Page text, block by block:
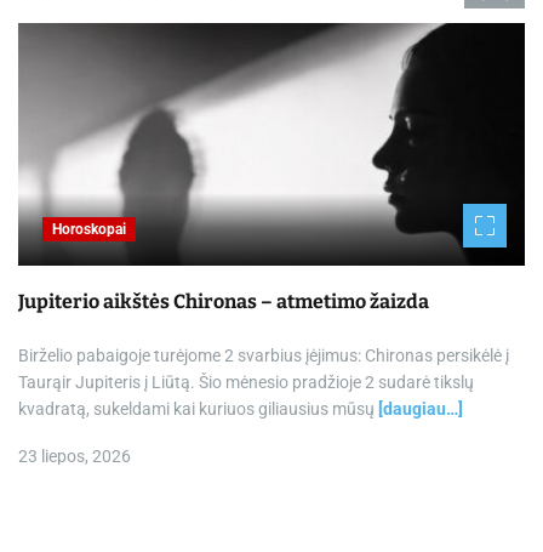
Horoskopai
Jupiterio aikštės Chironas – atmetimo žaizda
Birželio pabaigoje turėjome 2 svarbius įėjimus: Chironas persikėlė į
Taurąir Jupiteris į Liūtą. Šio mėnesio pradžioje 2 sudarė tikslų
kvadratą, sukeldami kai kuriuos giliausius mūsų [daugiau…]
23 liepos, 2026